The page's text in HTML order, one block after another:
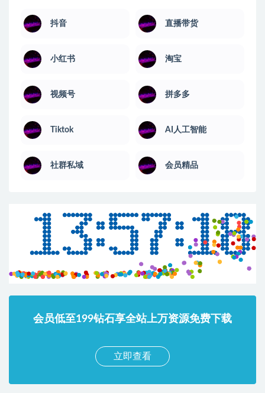
抖音 直播带货
小红书 淘宝
视频号 拼多多
Tiktok AI人工智能
社群私域 会员精品
会员低至199钻石享全站上万资源免费下载
立即查看